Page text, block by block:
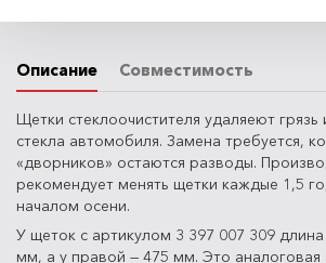
Описание Совместимость
Щетки стеклоочистителя удаляеют
стекла автомобиля. Замена требуется,
«дворников» остаются разводы.
рекомендует менять щетки каждые 1,5
началом осени.
У щеток с артикулом 3 397 007 309
мм, а у правой — 475 мм. Это аналоговая